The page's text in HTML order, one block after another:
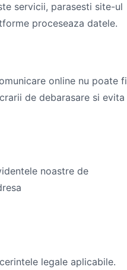
servicii, parasesti site-ul
proceseaza datele.
online nu poate fi
de debarasare si evita
noastre de
legale aplicabile.